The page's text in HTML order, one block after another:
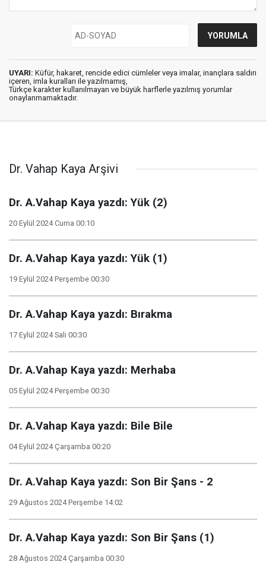
UYARI: Küfür, hakaret, rencide edici cümleler veya imalar, inançlara saldırı
içeren, imla kuralları ile yazılmamış,
Türkçe karakter kullanılmayan ve büyük harflerle yazılmış yorumlar
onaylanmamaktadır.
Dr. Vahap Kaya Arşivi
Dr. A.Vahap Kaya yazdı: Yük (2)
20 Eylül 2024 Cuma 00:10
Dr. A.Vahap Kaya yazdı: Yük (1)
19 Eylül 2024 Perşembe 00:30
Dr. A.Vahap Kaya yazdı: Bırakma
17 Eylül 2024 Salı 00:30
Dr. A.Vahap Kaya yazdı: Merhaba
05 Eylül 2024 Perşembe 00:30
Dr. A.Vahap Kaya yazdı: Bile Bile
04 Eylül 2024 Çarşamba 00:20
Dr. A.Vahap Kaya yazdı: Son Bir Şans - 2
29 Ağustos 2024 Perşembe 14:02
Dr. A.Vahap Kaya yazdı: Son Bir Şans (1)
28 Ağustos 2024 Çarşamba 00:30